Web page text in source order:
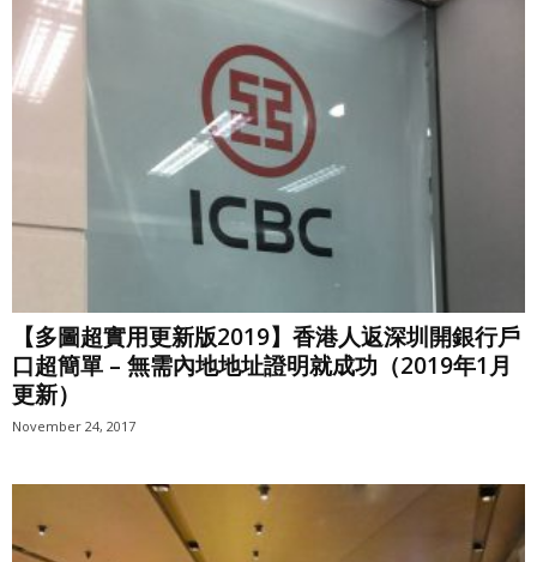
【多圖超實用更新版2019】香港人返深圳開銀行戶
口超簡單 – 無需內地地址證明就成功（2019年1月
更新）
November 24, 2017